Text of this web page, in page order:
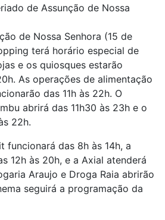
de Assunção de Nossa
de Nossa Senhora (15 de
terá horário especial de
e os quiosques estarão
As operações de alimentação
das 11h às 22h. O
abrirá das 11h30 às 23h e o
22h.
funcionará das 8h às 14h, a
12h às 20h, e a Axial atenderá
Araujo e Droga Raia abrirão
seguirá a programação da